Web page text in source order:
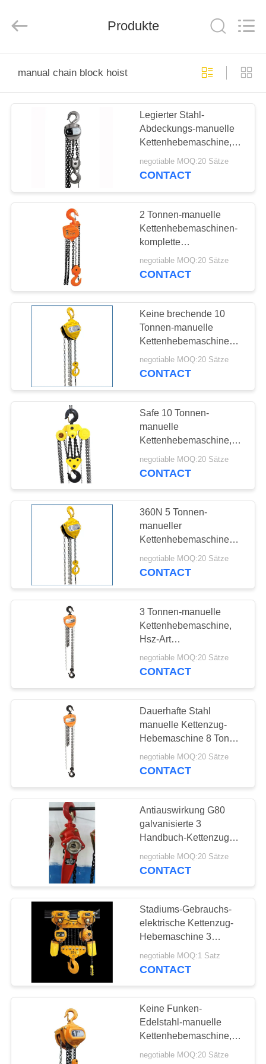
PRODUKTE
FABRIK-
AUSFLUG
QUALITÄTSKONTROLLE
TRETEN
SIE
VERBINDUNG
FORDERN
SITEMAP
PRIVACY
Ltd..
Produkte
manual chain block hoist
Legierter Stahl-
Abdeckungs-manuelle
Kettenhebemaschine,
dauerhafter Kettenzug-
Hebezeug
negotiable MOQ:20 Sätze
CONTACT
2 Tonnen-manuelle
Kettenhebemaschinen-
komplette
Spezifikationen
besonders angefertigt
negotiable MOQ:20 Sätze
CONTACT
Keine brechende 10
Tonnen-manuelle
Kettenhebemaschinen-
gute Schlagzähigkeits-
lange Nutzungsdauer
negotiable MOQ:20 Sätze
CONTACT
Safe 10 Tonnen-
manuelle
Kettenhebemaschine,
Kettenrolle-Block mit
Haken-guter Leistung
negotiable MOQ:20 Sätze
CONTACT
360N 5 Tonnen-
manueller
Kettenhebemaschinen-
kundenspezifischer
Farbhartnäckiger
negotiable MOQ:20 Sätze
CONTACT
3 Tonnen-manuelle
Kettenhebemaschine,
Hsz-Art
Handkettenhebemaschinen-
starke Druckfestigkeit
negotiable MOQ:20 Sätze
CONTACT
Dauerhafte Stahl
manuelle Kettenzug-
Hebemaschine 8 Tonne
Siegelrollenlager
negotiable MOQ:20 Sätze
CONTACT
Antiauswirkung G80
galvanisierte 3
Handbuch-Kettenzug
der Tonnen-3m
negotiable MOQ:20 Sätze
CONTACT
Stadiums-Gebrauchs-
elektrische Kettenzug-
Hebemaschine 3
kompakter Festkörper-
Fall der Phasen-380V
negotiable MOQ:1 Satz
CONTACT
Keine Funken-
Edelstahl-manuelle
Kettenhebemaschine,
Antihandbuch-Kettenzug
negotiable MOQ:20 Sätze